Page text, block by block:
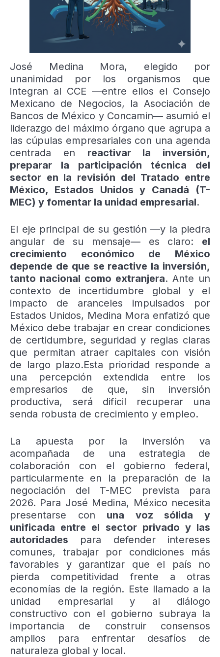
José Medina Mora, elegido por
unanimidad por los organismos que
integran al CCE —entre ellos el Consejo
Mexicano de Negocios, la Asociación de
Bancos de México y Concamin— asumió el
liderazgo del máximo órgano que agrupa a
las cúpulas empresariales con una agenda
centrada en reactivar la inversión,
preparar la participación técnica del
sector en la revisión del Tratado entre
México, Estados Unidos y Canadá (T-
MEC) y fomentar la unidad empresarial.
El eje principal de su gestión —y la piedra
angular de su mensaje— es claro: el
crecimiento económico de México
depende de que se reactive la inversión,
tanto nacional como extranjera. Ante un
contexto de incertidumbre global y el
impacto de aranceles impulsados por
Estados Unidos, Medina Mora enfatizó que
México debe trabajar en crear condiciones
de certidumbre, seguridad y reglas claras
que permitan atraer capitales con visión
de largo plazo.Esta prioridad responde a
una percepción extendida entre los
empresarios de que, sin inversión
productiva, será difícil recuperar una
senda robusta de crecimiento y empleo.
La apuesta por la inversión va
acompañada de una estrategia de
colaboración con el gobierno federal,
particularmente en la preparación de la
negociación del T-MEC prevista para
2026. Para José Medina, México necesita
presentarse con una voz sólida y
unificada entre el sector privado y las
autoridades para defender intereses
comunes, trabajar por condiciones más
favorables y garantizar que el país no
pierda competitividad frente a otras
economías de la región. Este llamado a la
unidad empresarial y al diálogo
constructivo con el gobierno subraya la
importancia de construir consensos
amplios para enfrentar desafíos de
naturaleza global y local.